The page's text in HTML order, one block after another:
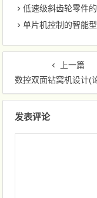
低速级斜齿轮零件的机
单片机控制的智能型
上一篇
数控双面钻窝机设计(论文+
发表评论